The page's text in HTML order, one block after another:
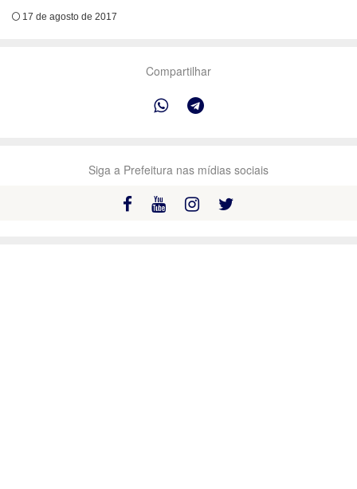
17 de agosto de 2017
Compartilhar
Siga a Prefeitura nas mídias sociais